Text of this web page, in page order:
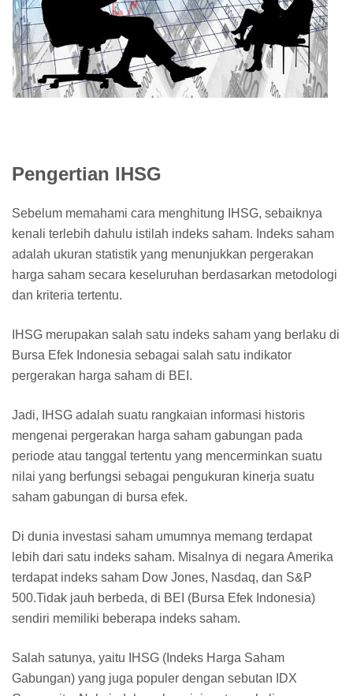
Pengertian IHSG
Sebelum memahami cara menghitung IHSG, sebaiknya
kenali terlebih dahulu istilah indeks saham. Indeks saham
adalah ukuran statistik yang menunjukkan pergerakan
harga saham secara keseluruhan berdasarkan metodologi
dan kriteria tertentu.
IHSG merupakan salah satu indeks saham yang berlaku di
Bursa Efek Indonesia sebagai salah satu indikator
pergerakan harga saham di BEI.
Jadi, IHSG adalah suatu rangkaian informasi historis
mengenai pergerakan harga saham gabungan pada
periode atau tanggal tertentu yang mencerminkan suatu
nilai yang berfungsi sebagai pengukuran kinerja suatu
saham gabungan di bursa efek.
Di dunia investasi saham umumnya memang terdapat
lebih dari satu indeks saham. Misalnya di negara Amerika
terdapat indeks saham Dow Jones, Nasdaq, dan S&P
500.Tidak jauh berbeda, di BEI (Bursa Efek Indonesia)
sendiri memiliki beberapa indeks saham.
Salah satunya, yaitu IHSG (Indeks Harga Saham
Gabungan) yang juga populer dengan sebutan IDX